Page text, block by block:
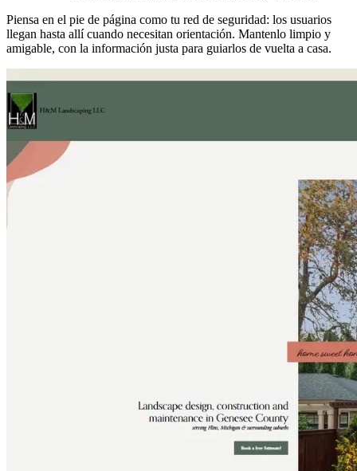
Piensa en el pie de página como tu red de seguridad: los usuarios
llegan hasta allí cuando necesitan orientación. Mantenlo limpio y
amigable, con la información justa para guiarlos de vuelta a casa.